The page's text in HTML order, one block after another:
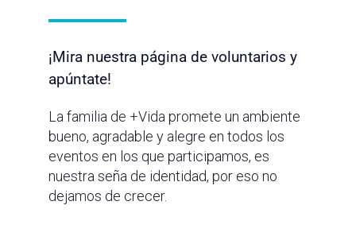
¡Mira nuestra página de voluntarios y
apúntate!
La familia de +Vida promete un ambiente
bueno, agradable y alegre en todos los
eventos en los que participamos, es
nuestra seña de identidad, por eso no
dejamos de crecer.